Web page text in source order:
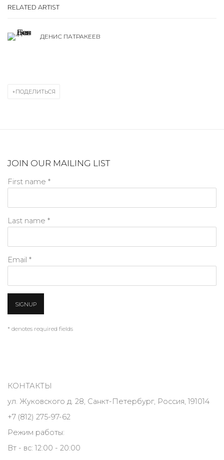
RELATED ARTIST
ДЕНИС ПАТРАКЕЕВ
ПОДЕЛИТЬСЯ
JOIN OUR MAILING LIST
First name *
Last name *
Email *
SIGNUP
* denotes required fields
КОНТАКТЫ
ул. Жуковского д. 28, Санкт-Петербург, Россия, 191014
+7 (812) 275-97-62
Режим работы:
Вт - вс: 12:00 - 20:00